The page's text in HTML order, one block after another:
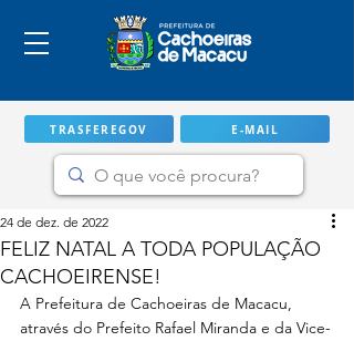
TRASFEREGOV E-MAIL
FELIZ NATAL A TODA POPULAÇÃO
CACHOEIRENSE!
24 de dez. de 2022
A Prefeitura de Cachoeiras de Macacu,
através do Prefeito Rafael Miranda e da Vice-